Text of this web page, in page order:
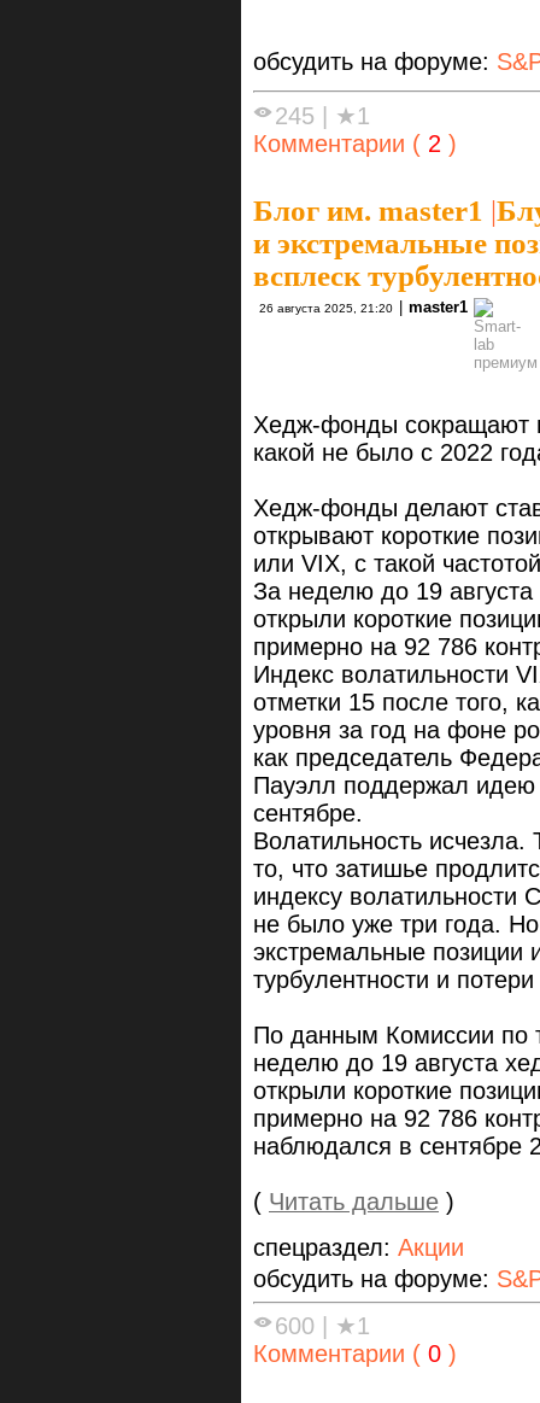
обсудить на форуме:
245
★1
Комментарии ( 2 )
Блог им. master1 |
и экстремальные
всплеск
26 августа 2025, 21:20 master1
Хедж-фонды сокращают
какой не было с 2022
Хедж-фонды делают
открывают короткие
или VIX, с такой
За неделю до 19
открыли короткие
примерно на 92 786
Индекс волатильности
отметки 15 после того,
уровня за год на фоне
как председатель
Пауэлл поддержал идею
сентябре.
Волатильность
то, что затишье
индексу волатильности
не было уже три года.
экстремальные позиции
турбулентности и
По данным Комиссии по
неделю до 19 августа
открыли короткие
примерно на 92 786
наблюдался в сентябре
( Читать дальше )
спецраздел: Акции
обсудить на форуме:
600
★1
Комментарии ( 0 )